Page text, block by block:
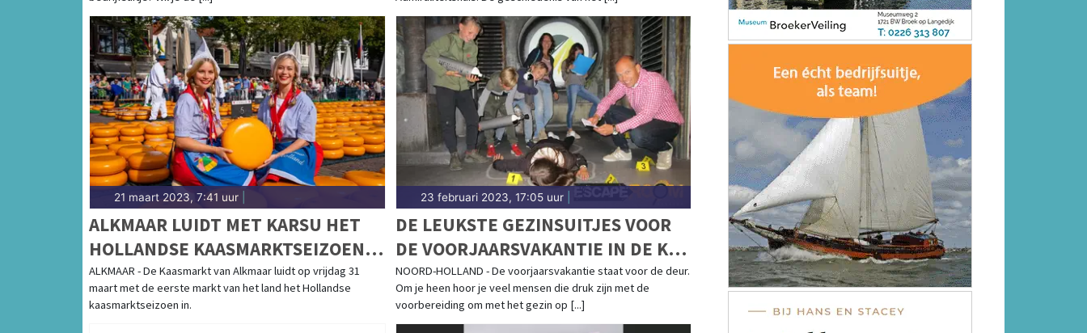
21 maart 2023, 7:41 uur
ALKMAAR LUIDT MET KARSU HET
HOLLANDSE KAASMARKTSEIZOEN
IN
ALKMAAR - De Kaasmarkt van Alkmaar luidt op vrijdag 31
maart met de eerste markt van het land het Hollandse
kaasmarktseizoen in.
23 februari 2023, 17:05 uur|
DE LEUKSTE GEZINSUITJES VOOR
DE VOORJAARSVAKANTIE IN DE KOP
VAN NOORD-HOLLAND
NOORD-HOLLAND - De voorjaarsvakantie staat voor de deur.
Om je heen hoor je veel mensen die druk zijn met de
voorbereiding om met het gezin op [...]